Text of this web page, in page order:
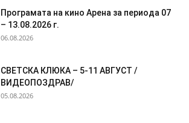
Програмата на кино Арена за периода 07
– 13.08.2026 г.
06.08.2026
СВЕТСКА КЛЮКА – 5-11 АВГУСТ /
ВИДЕОПОЗДРАВ/
05.08.2026